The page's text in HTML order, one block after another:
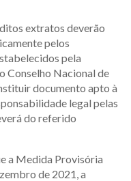
extratos deverão
pelos
pela
Conselho Nacional de
documento apto à
legal pelas
do referido
a Medida Provisória
de 2021, a